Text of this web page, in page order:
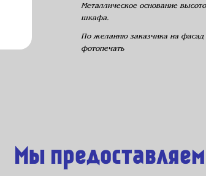
Металлическое основание
шкафа.
По желанию заказчика на
фотопечать
Мы